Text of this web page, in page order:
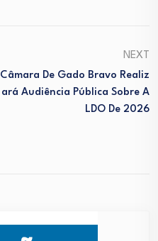
NEXT
Câmara De Gado Bravo Realiz
Ará Audiência Pública Sobre A
LDO De 2026